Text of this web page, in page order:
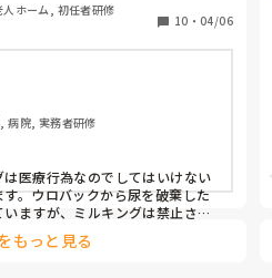
看護師の方とか、今の所にも
看護師の方も居るから何とも
か与えないのなら、早く引退
が馬鹿馬鹿しいよ。。。😭
ホーム, 初任者研修
10 ・ 04/06
病院, 実務者研修
医療行為なのでしてはいけない
。ウロバックから尿を破棄した
ますが、ミルキングは禁止され
もっと見る